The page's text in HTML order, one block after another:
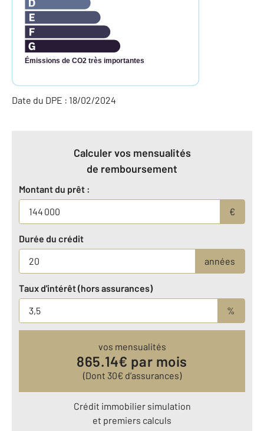
Émissions de CO2 très importantes
Date du DPE : 18/02/2024
Calculer vos mensualités
de remboursement
Montant du prêt :
€
Durée du crédit
années
Taux d'intérêt (hors assurances)
%
vos mensualités
865.14€ par mois
(Dont 30€ d’assurances)
Crédit immobilier simulation
et premiers calculs